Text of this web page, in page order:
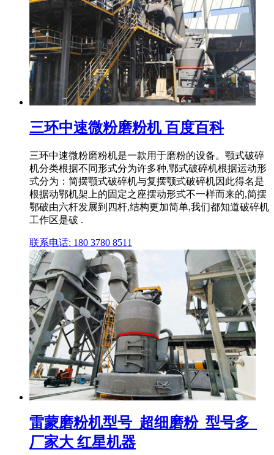
三环中速微粉磨粉机 百度百科
三环中速微粉磨粉机是一款用于磨粉的设备。颚式破碎
机分类根据不同形式分为许多种,鄂式破碎机根据运动形
式分为：简摆颚式破碎机与复摆颚式破碎机因此得名是
根据动鄂机架上的固定之座摆动形式不一样而来的,简摆
鄂破由六杆发展到四杆,结构更加简单,我们都知道破碎机
工作区是破 .
联系电话: 180 3780 8511
雷蒙磨粉机型号_超细磨粉_型号多_
厂家大 红星机器